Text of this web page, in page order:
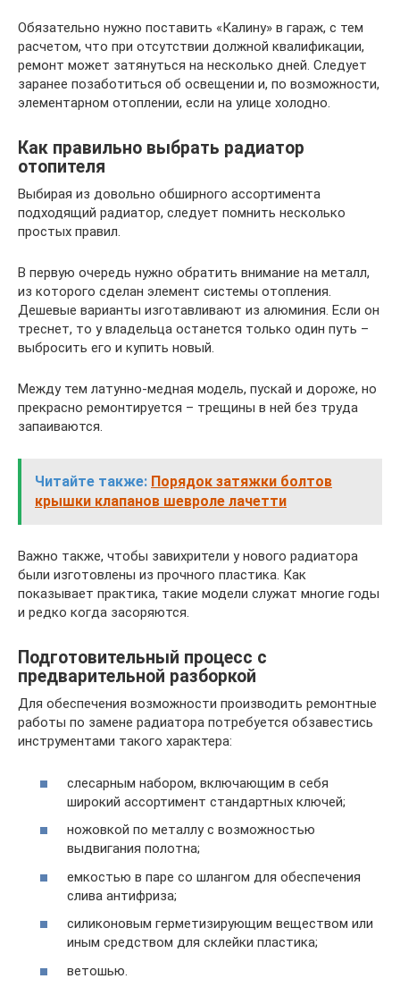
Обязательно нужно поставить «Калину» в гараж, с тем
расчетом, что при отсутствии должной квалификации,
ремонт может затянуться на несколько дней. Следует
заранее позаботиться об освещении и, по возможности,
элементарном отоплении, если на улице холодно.
Как правильно выбрать радиатор
отопителя
Выбирая из довольно обширного ассортимента
подходящий радиатор, следует помнить несколько
простых правил.
В первую очередь нужно обратить внимание на металл,
из которого сделан элемент системы отопления.
Дешевые варианты изготавливают из алюминия. Если он
треснет, то у владельца останется только один путь –
выбросить его и купить новый.
Между тем латунно-медная модель, пускай и дороже, но
прекрасно ремонтируется – трещины в ней без труда
запаиваются.
Читайте также: Порядок затяжки болтов
крышки клапанов шевроле лачетти
Важно также, чтобы завихрители у нового радиатора
были изготовлены из прочного пластика. Как
показывает практика, такие модели служат многие годы
и редко когда засоряются.
Подготовительный процесс с
предварительной разборкой
Для обеспечения возможности производить ремонтные
работы по замене радиатора потребуется обзавестись
инструментами такого характера:
слесарным набором, включающим в себя
широкий ассортимент стандартных ключей;
ножовкой по металлу с возможностью
выдвигания полотна;
емкостью в паре со шлангом для обеспечения
слива антифриза;
силиконовым герметизирующим веществом или
иным средством для склейки пластика;
ветошью.